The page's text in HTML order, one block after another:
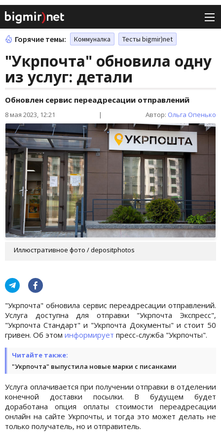
Горячие темы: Коммуналка Тесты bigmir)net
"Укрпочта" обновила одну
из услуг: детали
Обновлен сервис переадресации отправлений
8 мая 2023, 12:21 | Автор: Ольга Опенько
Иллюстративное фото / depositphotos
"Укрпочта" обновила сервис переадресации отправлений.
Услуга доступна для отправки "Укрпочта Экспресс",
"Укрпочта Стандарт" и "Укрпочта Документы" и стоит 50
гривен. Об этом информирует пресс-служба "Укрпочты".
Читайте также:
"Укрпочта" выпустила новые марки с писанками
Услуга оплачивается при получении отправки в отделении
конечной доставки посылки. В будущем будет
доработана опция оплаты стоимости переадресации
онлайн на сайте Укрпочты, и тогда это может делать не
только получатель, но и отправитель.